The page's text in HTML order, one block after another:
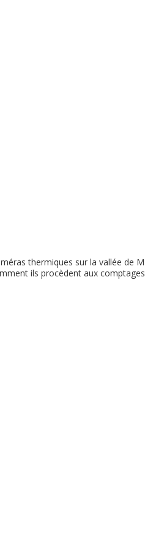
thermiques sur la vallée de
ils procèdent aux comptages